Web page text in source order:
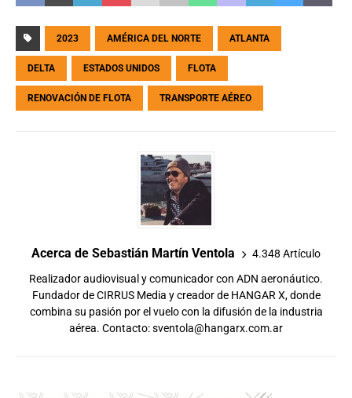
2023 AMÉRICA DEL NORTE ATLANTA
DELTA ESTADOS UNIDOS FLOTA
RENOVACIÓN DE FLOTA TRANSPORTE AÉREO
Acerca de Sebastián Martín Ventola 4.348 Artículo
Realizador audiovisual y comunicador con ADN aeronáutico.
Fundador de CIRRUS Media y creador de HANGAR X, donde
combina su pasión por el vuelo con la difusión de la industria
aérea. Contacto:sventola@hangarx.com.ar